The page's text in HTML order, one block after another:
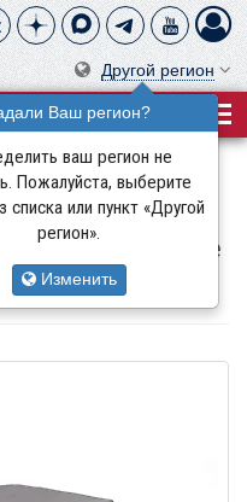
Другой регион
Ваш регион?
ваш регион не
Пожалуйста, выберите
списка или пункт «Другой
регион».
Изменить
Манежи-кровати
кровати CoZee